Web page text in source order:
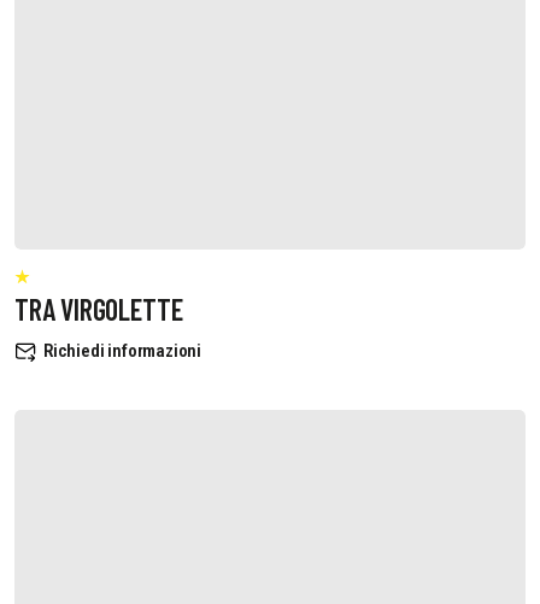
TRA VIRGOLETTE
Richiedi informazioni